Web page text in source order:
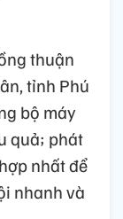
thuận
tỉnh Phú
bộ máy
quả; phát
nhất để
nhanh và